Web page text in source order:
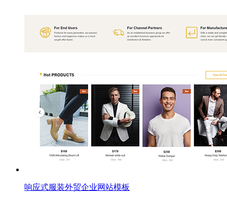
响应式服装外贸企业网站模板